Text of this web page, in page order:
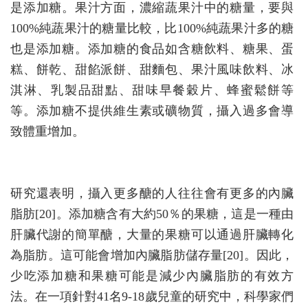
是添加糖。果汁方面，濃縮蔬果汁中的糖量，要與
100%純蔬果汁的糖量比較，比100%純蔬果汁多的糖
也是添加糖。添加糖的食品如含糖飲料、糖果、蛋
糕、餅乾、甜餡派餅、甜麵包、果汁風味飲料、冰
淇淋、乳製品甜點、甜味早餐穀片、蜂蜜鬆餅等
等。添加糖不提供維生素或礦物質，攝入過多會導
致體重增加。
研究還表明，攝入更多醣的人往往會有更多的內臟
脂肪[20]。添加糖含有大約50％的果糖，這是一種由
肝臟代謝的簡單醣，大量的果糖可以通過肝臟轉化
為脂肪。這可能會增加內臟脂肪儲存量[20]。因此，
少吃添加糖和果糖可能是減少內臟脂肪的有效方
法。在一項針對41名9-18歲兒童的研究中，科學家們